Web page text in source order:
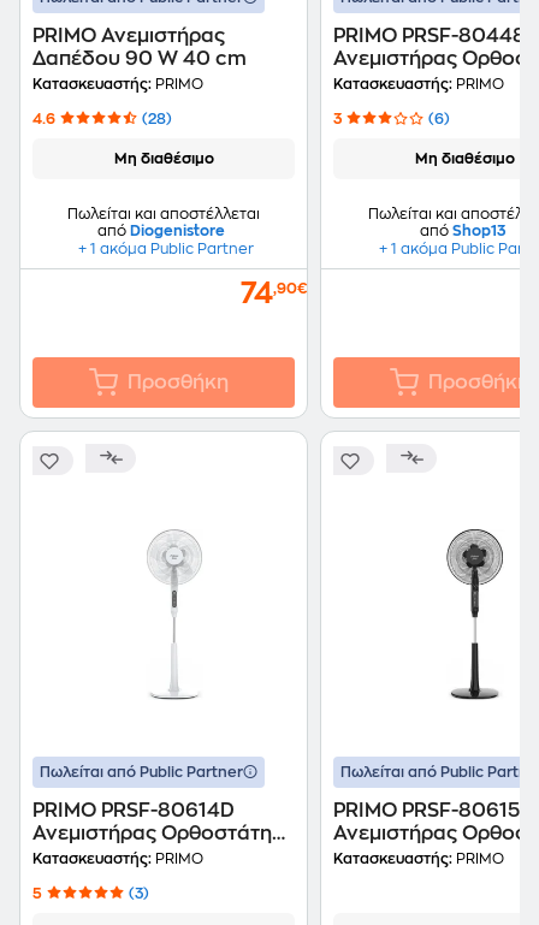
PRIMO Ανεμιστήρας
Δαπέδου 90 W 40 cm
Κατασκευαστής: PRIMO
4.6 (28)
Μη διαθέσιμο
Πωλείται και αποστέλλεται
από Diogenistore
+ 1 ακόμα Public Partner
74,90€
Προσθήκη
PRIMO PRSF-80448
Ανεμιστήρας
50 W 40 cm
Κατασκευαστής: PRIMO
3 (6)
Μη διαθέσιμο
Πωλείται και
από Shop13
+ 1 ακόμα Public
Προσθήκη
Πωλείται από Public Partner
PRIMO PRSF-80614D
Ανεμιστήρας Ορθοστάτης
30 W 40 cm
Κατασκευαστής: PRIMO
5 (3)
Πωλείται από Public
PRIMO PRSF-80615D
Ανεμιστήρας
30 W 40 cm
Κατασκευαστής: PRIMO